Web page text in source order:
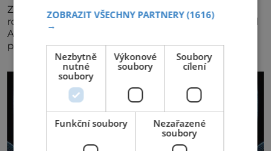
Za jejího tvůrce je považován Joe Sharidan, když v
roce 1943 u letiště irského města Foynes obsluhoval
Američany, kteří kvůli špatnému počasí nemohli
pokračovat v cestě. Povzbudil je tehdy kávou,
ZOBRAZIT VŠECHNY PARTNERY(1616)
→
Nezbytně
nutné
soubory
Výkonové
soubory
Soubory
cílení
Funkční soubory
Nezařazené
soubory